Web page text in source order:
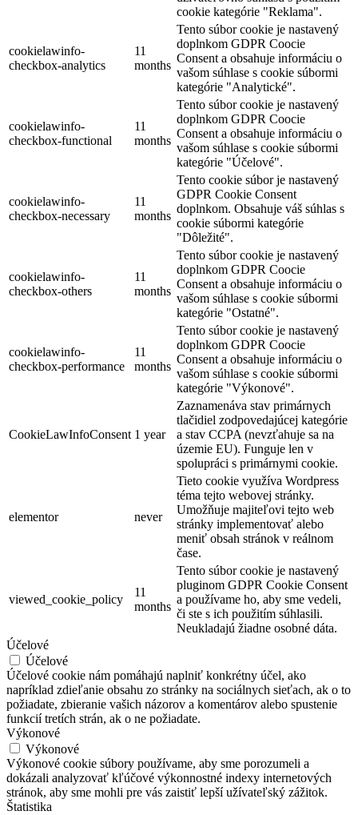
cookie kategórie "Reklama".
cookielawinfo-
checkbox-analytics
11
months
Tento súbor cookie je nastavený
doplnkom GDPR Coocie
Consent a obsahuje informáciu o
vašom súhlase s cookie súbormi
kategórie "Analytické".
cookielawinfo-
checkbox-functional
11
months
Tento súbor cookie je nastavený
doplnkom GDPR Coocie
Consent a obsahuje informáciu o
vašom súhlase s cookie súbormi
kategórie "Účelové".
cookielawinfo-
checkbox-necessary
11
months
Tento cookie súbor je nastavený
GDPR Cookie Consent
doplnkom. Obsahuje váš súhlas s
cookie súbormi kategórie
"Dôležité".
cookielawinfo-
checkbox-others
11
months
Tento súbor cookie je nastavený
doplnkom GDPR Coocie
Consent a obsahuje informáciu o
vašom súhlase s cookie súbormi
kategórie "Ostatné".
cookielawinfo-
checkbox-performance
11
months
Tento súbor cookie je nastavený
doplnkom GDPR Coocie
Consent a obsahuje informáciu o
vašom súhlase s cookie súbormi
kategórie "Výkonové".
CookieLawInfoConsent 1 year
Zaznamenáva stav primárnych
tlačidiel zodpovedajúcej kategórie
a stav CCPA (nevzťahuje sa na
územie EU). Funguje len v
spolupráci s primárnymi cookie.
elementor never
Tieto cookie využíva Wordpress
téma tejto webovej stránky.
Umožňuje majiteľovi tejto web
stránky implementovať alebo
meniť obsah stránok v reálnom
čase.
viewed_cookie_policy
11
months
Tento súbor cookie je nastavený
pluginom GDPR Cookie Consent
a používame ho, aby sme vedeli,
či ste s ich použitím súhlasili.
Neukladajú žiadne osobné dáta.
Účelové
Účelové
Účelové cookie nám pomáhajú naplniť konkrétny účel, ako
napríklad zdieľanie obsahu zo stránky na sociálnych sieťach, ak o to
požiadate, zbieranie vašich názorov a komentárov alebo spustenie
funkcií tretích strán, ak o ne požiadate.
Výkonové
Výkonové
Výkonové cookie súbory používame, aby sme porozumeli a
dokázali analyzovať kľúčové výkonnostné indexy internetových
stránok, aby sme mohli pre vás zaistiť lepší užívateľský zážitok.
Štatistika